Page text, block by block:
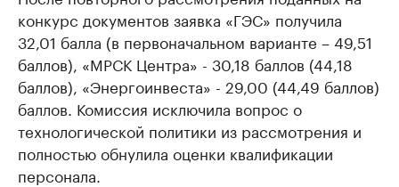
конкурс документов заявка «ГЭС» получила
32,01 балла (в первоначальном варианте – 49,51
баллов), «МРСК Центра» - 30,18 баллов (44,18
баллов), «Энергоинвеста» - 29,00 (44,49 баллов)
баллов. Комиссия исключила вопрос о
технологической политики из рассмотрения и
полностью обнулила оценки квалификации
персонала.